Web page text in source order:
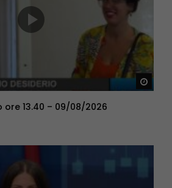
ore 13.40 – 09/08/2026